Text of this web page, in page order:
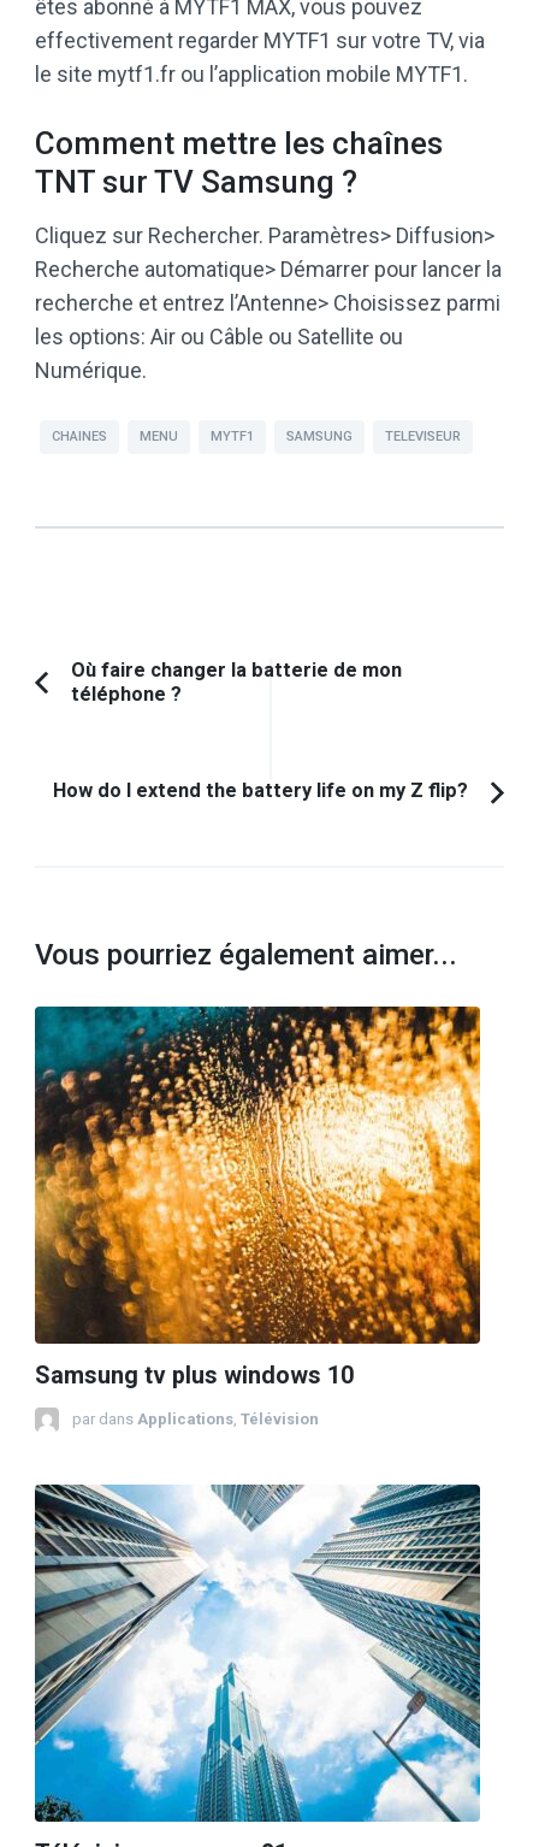
êtes abonné à MYTF1 MAX, vous pouvez
effectivement regarder MYTF1 sur votre TV, via
le site mytf1.fr ou l’application mobile MYTF1.
Comment mettre les chaînes
TNT sur TV Samsung ?
Cliquez sur Rechercher. Paramètres> Diffusion>
Recherche automatique> Démarrer pour lancer la
recherche et entrez l’Antenne> Choisissez parmi
les options: Air ou Câble ou Satellite ou
Numérique.
CHAINES MENU MYTF1 SAMSUNG TELEVISEUR
Navigation
d'article
Article
Où faire changer la batterie de mon
téléphone ?
How do I extend the battery life on my Z flip?
Vous pourriez également aimer...
Samsung tv plus windows 10
par dans Applications Télévision